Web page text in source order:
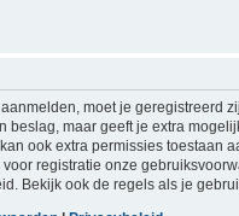
moet je geregistreerd
beslag, maar geeft je extra
ook extra permissies toestaan
registratie onze
Bekijk ook de regels als je